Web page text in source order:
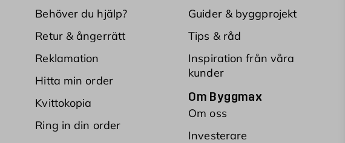
Behöver du hjälp?
Retur & ångerrätt
Reklamation
Hitta min order
Kvittokopia
Ring in din order
Guider & byggprojekt
Tips & råd
Inspiration från våra
kunder
Om Byggmax
Om oss
Investerare